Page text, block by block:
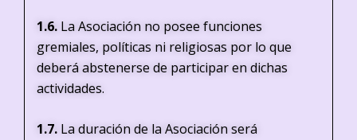
1.6. La Asociación no posee funciones
gremiales, políticas ni religiosas por lo que
deberá abstenerse de participar en dichas
actividades.
1.7. La duración de la Asociación será